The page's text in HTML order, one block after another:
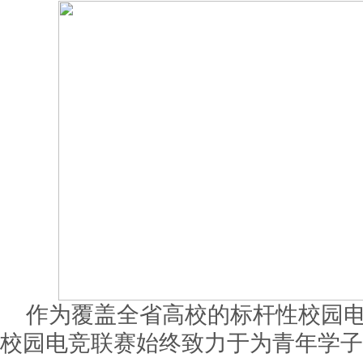
作为覆盖全省高校的标杆性校园
校园电竞联赛始终致力于为青年学